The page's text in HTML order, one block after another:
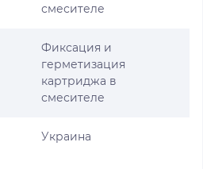
смесителе
Фиксация и
герметизация
картриджа в
смесителе
Украина